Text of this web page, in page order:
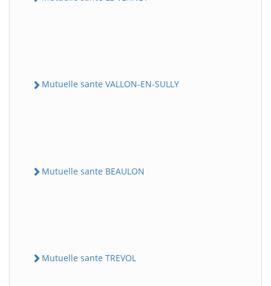
Mutuelle sante VALLON-EN-SULLY
Mutuelle sante BEAULON
Mutuelle sante TREVOL